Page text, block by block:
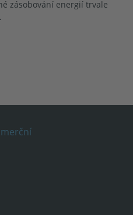
zásobování energií trvale